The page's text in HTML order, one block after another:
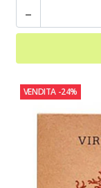
-
VENDITA -24%